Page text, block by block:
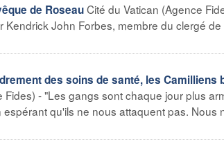
de RoseauCité du Vatican (Agence
John Forbes, membre du clergé
des soins de santé, les
Fides) - "Les gangs sont chaque jour plus
qu'ils ne nous attaquent pas. Nous